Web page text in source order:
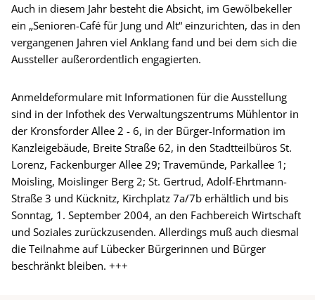
Auch in diesem Jahr besteht die Absicht, im Gewölbekeller
ein „Senioren-Café für Jung und Alt“ einzurichten, das in den
vergangenen Jahren viel Anklang fand und bei dem sich die
Aussteller außerordentlich engagierten.
Anmeldeformulare mit Informationen für die Ausstellung
sind in der Infothek des Verwaltungszentrums Mühlentor in
der Kronsforder Allee 2 - 6, in der Bürger-Information im
Kanzleigebäude, Breite Straße 62, in den Stadtteilbüros St.
Lorenz, Fackenburger Allee 29; Travemünde, Parkallee 1;
Moisling, Moislinger Berg 2; St. Gertrud, Adolf-Ehrtmann-
Straße 3 und Kücknitz, Kirchplatz 7a/7b erhältlich und bis
Sonntag, 1. September 2004, an den Fachbereich Wirtschaft
und Soziales zurückzusenden. Allerdings muß auch diesmal
die Teilnahme auf Lübecker Bürgerinnen und Bürger
beschränkt bleiben. +++